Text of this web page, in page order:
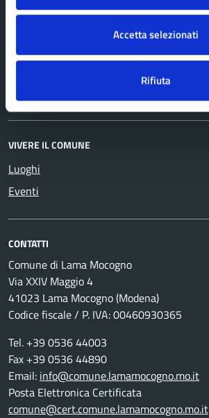
Accetta selezionati
Rifiuta
VIVERE IL COMUNE
Luoghi
Eventi
CONTATTI
Comune di Lama Mocogno
Via XXIV Maggio 4
41023 Lama Mocogno (Modena)
Codice fiscale / P. IVA: 00460930365
Tel. +39 0536 44003
Fax +39 0536 44890
Email: info@comune.lamamocogno.mo.it
Posta Elettronica Certificata
comune@cert.comune.lamamocogno.mo.it